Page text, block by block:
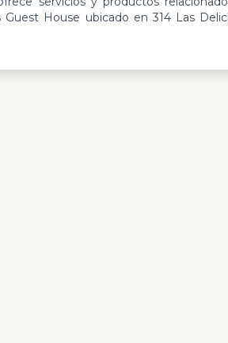
House ubicado en 314 Las